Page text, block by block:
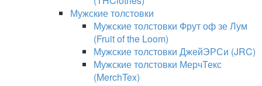
Мужские толстовки
Мужские толстовки Фрут оф зе Лум
(Fruit of the Loom)
Мужские толстовки ДжейЭРСи (JRC)
Мужские толстовки МерчТекс
(MerchTex)